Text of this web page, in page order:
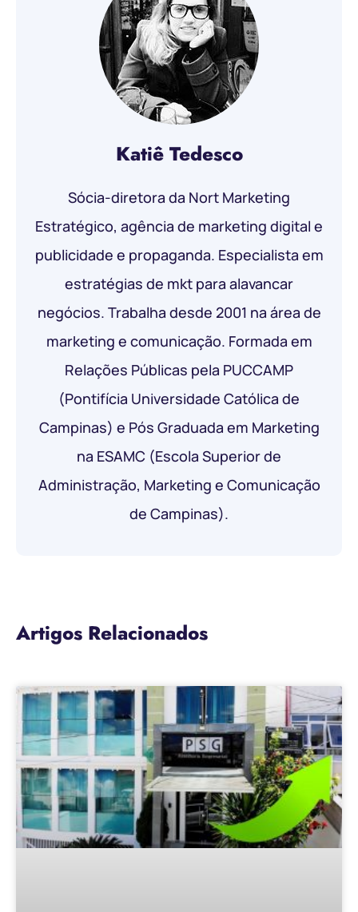
Katiê Tedesco
Sócia-diretora da Nort Marketing
Estratégico, agência de marketing digital e
publicidade e propaganda. Especialista em
estratégias de mkt para alavancar
negócios. Trabalha desde 2001 na área de
marketing e comunicação. Formada em
Relações Públicas pela PUCCAMP
(Pontifícia Universidade Católica de
Campinas) e Pós Graduada em Marketing
na ESAMC (Escola Superior de
Administração, Marketing e Comunicação
de Campinas).
Artigos Relacionados